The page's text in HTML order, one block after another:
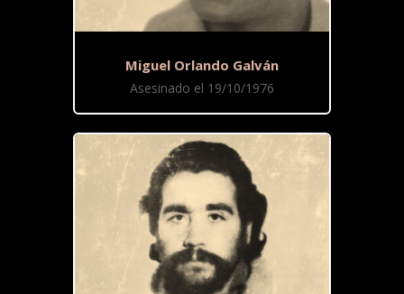
Miguel Orlando Galván
Asesinado el 19/10/1976